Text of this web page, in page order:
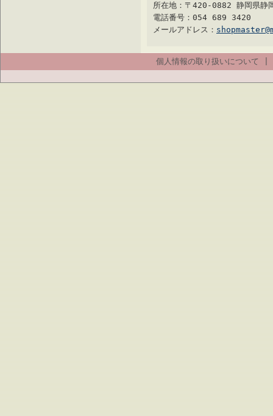
所在地：〒420-0882 静岡県静
電話番号：054 689 3420
メールアドレス：
個人情報の取り扱いについて